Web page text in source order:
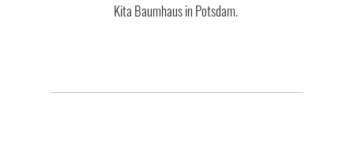
Kita Baumhaus in Potsdam.